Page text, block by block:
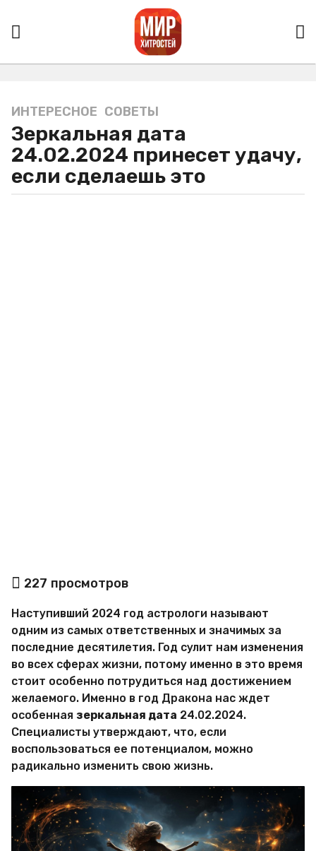
2
г
о
д
а
ИНТЕРЕСНОЕ ,СОВЕТЫ
Зеркальная дата
24.02.2024 принесет удачу,
если сделаешь это
а
в
о
р
М
и
р
Х
и
т
р
о
с
т
й
227 просмотров
Наступивший 2024 год астрологи называют
одним из самых ответственных и значимых за
последние десятилетия. Год сулит нам изменения
во всех сферах жизни, потому именно в это время
стоит особенно потрудиться над достижением
желаемого. Именно в год Дракона нас ждет
особенная зеркальная дата 24.02.2024.
Специалисты утверждают, что, если
воспользоваться ее потенциалом, можно
радикально изменить свою жизнь.